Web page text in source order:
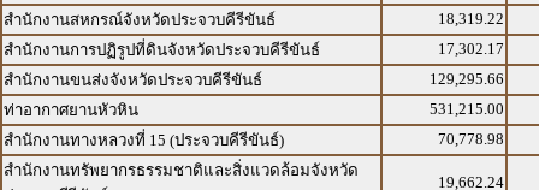
สำนักงานสหกรณ์จังหวัดประจวบคีรีขันธ์
18,319.22
สำนักงานการปฏิรูปที่ดินจังหวัดประจวบคีรีขันธ์
17,302.17
สำนักงานขนส่งจังหวัดประจวบคีรีขันธ์
129,295.66
ท่าอากาศยานหัวหิน
531,215.00
สำนักงานทางหลวงที่ 15 (ประจวบคีรีขันธ์)
70,778.98
สำนักงานทรัพยากรธรรมชาติและสิ่งแวดล้อมจังหวัด
19,662.24